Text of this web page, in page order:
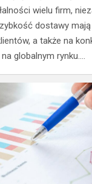
wielu firm,
dostawy mają
a także na
globalnym rynku.…